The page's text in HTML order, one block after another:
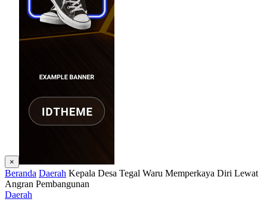
×
Beranda Daerah Kepala Desa Tegal Waru Memperkaya Diri Lewat
Angran Pembangunan
Daerah